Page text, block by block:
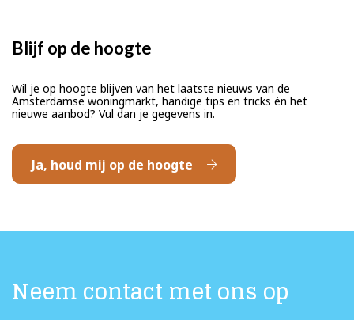
Blijf op de hoogte
Wil je op hoogte blijven van het laatste nieuws van de
Amsterdamse woningmarkt, handige tips en tricks én het
nieuwe aanbod? Vul dan je gegevens in.
Ja, houd mij op de hoogte
Neem contact met ons op